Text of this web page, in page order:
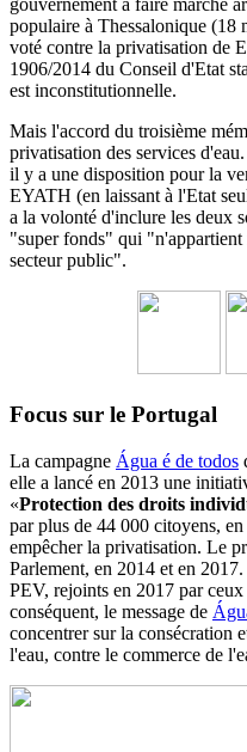
gouvernement à faire marche
populaire à Thessalonique (18
voté contre la privatisation de
1906/2014 du Conseil d'Etat
est inconstitutionnelle.
Mais l'accord du troisième
privatisation des services d'eau.
il y a une disposition pour la
EYATH (en laissant à l'Etat
a la volonté d'inclure les deux
"super fonds" qui
secteur public".
Focus sur le Portugal
La campagne Água é de todos
elle a lancé en 2013 une
«Protection des droits
par plus de 44 000 citoyens,
empêcher la privatisation. Le
Parlement, en 2014 et en
PEV, rejoints en 2017 par
conséquent, le message de
concentrer sur la consécration
l'eau, contre le commerce de